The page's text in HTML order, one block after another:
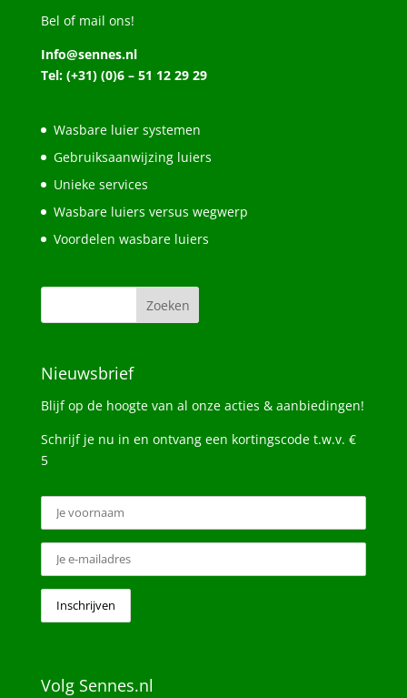
Bel of mail ons!
Info@sennes.nl
Tel: (+31) (0)6 – 51 12 29 29
Wasbare luier systemen
Gebruiksaanwijzing luiers
Unieke services
Wasbare luiers versus wegwerp
Voordelen wasbare luiers
Nieuwsbrief
Blijf op de hoogte van al onze acties & aanbiedingen!
Schrijf je nu in en ontvang een kortingscode t.w.v. €
5
Volg Sennes.nl